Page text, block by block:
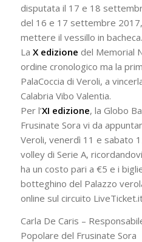
disputata il 17 e 18
del 16 e 17 settembre
mettere il vessillo in bacheca.
La X edizione del Memorial
ordine cronologico ma la
PalaCoccia di Veroli, a
Calabria Vibo Valentia.
Per l’XI edizione, la Globo
Frusinate Sora vi da
Veroli, venerdì 11 e sabato
volley di Serie A,
ha un costo pari a €5 e i
botteghino del Palazzo
online sul circuito
Carla De Caris –
Popolare del Frusinate Sora